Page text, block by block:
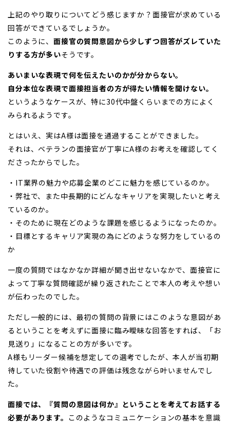
上記のやり取りについてどう感じますか？面接官が求めている
回答ができているでしょうか。
このように、面接官の質問意図から少しずつ回答がズレていた
りする方が多いそうです。
あいまいな表現で何を伝えたいのかが分からない。
自分本位な表現で面接担当者の方が得たい情報を聞けない。
というようなケースが、特に30代中盤くらいまでの方によく
みられるようです。
とはいえ、実はA様は面接を通過することができました。
それは、ベテランの面接官が丁寧にA様のお考えを確認してく
ださったからでした。
・IT業界の魅力や応募企業のどこに魅力を感じているのか。
・弊社で、また中長期的にどんなキャリアを実現したいと考え
ているのか。
・そのために現在どのような課題を感じるようになったのか。
・目標とするキャリア実現の為にどのような努力をしているの
か
一度の質問ではなかなか詳細が聞き出せないなかで、面接官に
よって丁寧な質問確認が繰り返されたことで本人の考えや想い
が伝わったのでした。
ただし一般的には、最初の質問の背景にはこのような意図があ
るということを考えずに面接に臨み曖昧な回答をすれば、「お
見送り」になることの方が多いです。
A様もリーダー候補を想定しての選考でしたが、本人が当初期
待していた役割や待遇での評価は残念ながら叶いませんでし
た。
面接では、『質問の意図は何か』ということを考えてお話する
必要があります。 このようなコミュニケーションの基本を意識